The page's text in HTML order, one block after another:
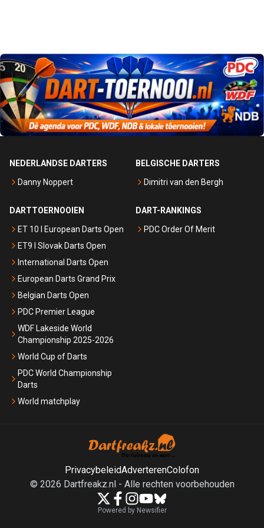
NEDERLANDSE DARTERS
Danny Noppert
BELGISCHE DARTERS
Dimitri van den Bergh
DARTTOERNOOIEN
ET 10 I European Darts Open
ET9 I Slovak Darts Open
International Darts Open
European Darts Grand Prix
Belgian Darts Open
PDC Premier League
WDF Lakeside World
Championship 2025-2026
World Cup of Darts
PDC World Championship
Darts
World matchplay
DART-RANKINGS
PDC Order Of Merit
PrivacybeleidAdverterenColofon
© 2026 Dartfreakz.nl - Alle rechten voorbehouden
Powered by Newsifier